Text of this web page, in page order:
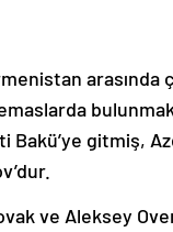
arasında
Bakü’ye gitmiş,
ve Aleksey